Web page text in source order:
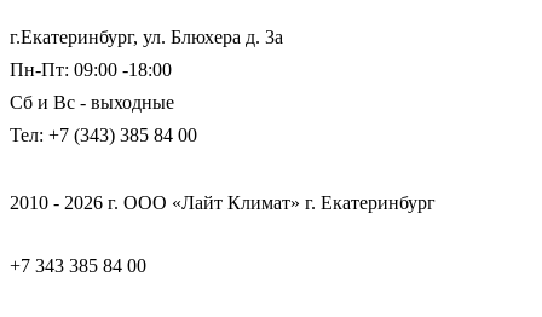
г.Екатеринбург, ул. Блюхера д. 3а
Пн-Пт: 09:00 -18:00
Сб и Вс - выходные
Тел: +7 (343) 385 84 00
2010 - 2026 г. ООО «Лайт Климат» г. Екатеринбург
+7 343 385 84 00